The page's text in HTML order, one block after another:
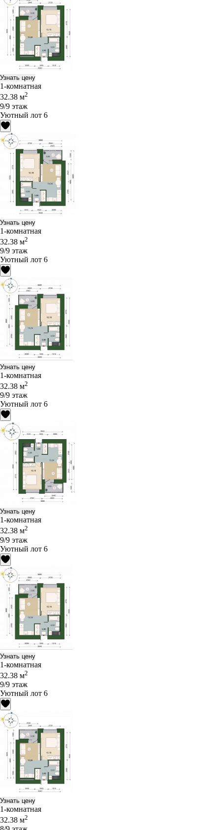
Узнать цену
1-комнатная
32.38 м2
9/9 этаж
Уютный лот 6
Узнать цену
1-комнатная
32.38 м2
9/9 этаж
Уютный лот 6
Узнать цену
1-комнатная
32.38 м2
9/9 этаж
Уютный лот 6
Узнать цену
1-комнатная
32.38 м2
9/9 этаж
Уютный лот 6
Узнать цену
1-комнатная
32.38 м2
9/9 этаж
Уютный лот 6
Узнать цену
1-комнатная
32.38 м2